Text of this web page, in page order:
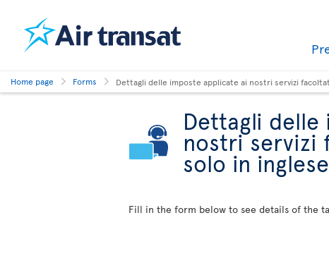
Home page Forms Dettagli delle imposte applicate ai nostri servizi
Dettagli
nostri servizi
solo in
Fill in the form below to see details of the